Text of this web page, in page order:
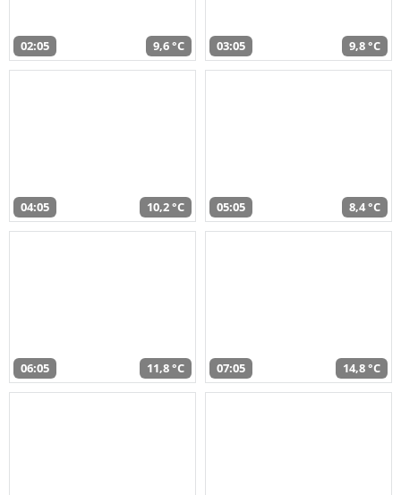
02:05 9,6 °C 03:05 9,8 °C
04:05 10,2 °C 05:05 8,4 °C
06:05 11,8 °C 07:05 14,8 °C